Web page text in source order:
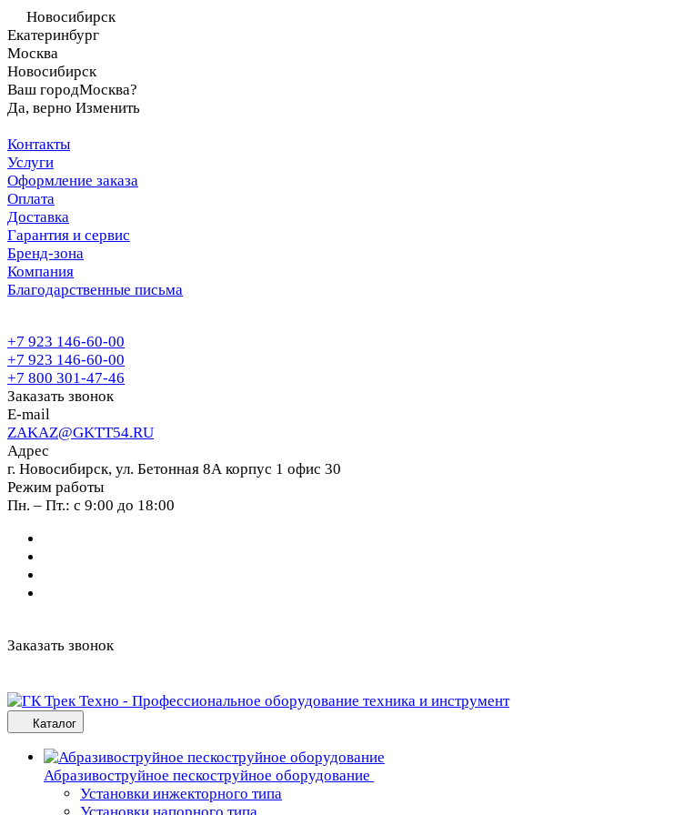
Новосибирск
Екатеринбург
Москва
Новосибирск
Ваш городМосква?
Да, верно Изменить
Контакты
Услуги
Оформление заказа
Оплата
Доставка
Гарантия и сервис
Бренд-зона
Компания
Благодарственные письма
+7 923 146-60-00
+7 923 146-60-00
+7 800 301-47-46
Заказать звонок
E-mail
ZAKAZ@GKTT54.RU
Адрес
г. Новосибирск, ул. Бетонная 8А корпус 1 офис 30
Режим работы
Пн. – Пт.: с 9:00 до 18:00
Заказать звонок
Каталог
Абразивоструйное пескоструйное оборудование
Установки инжекторного типа